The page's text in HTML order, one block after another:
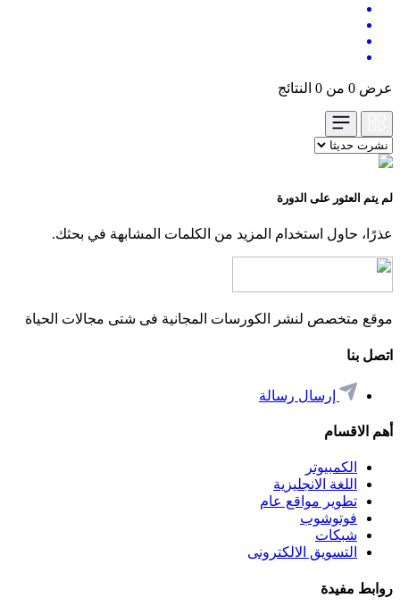
عرض 0 من 0 النتائج
لم يتم العثور على الدورة
عذرًا، حاول استخدام المزيد من الكلمات المشابهة في بحثك.
موقع متخصص لنشر الكورسات المجانية فى شتى مجالات الحياة
اتصل بنا
إرسال رسالة
أهم اﻻقسام
الكمبيوتر
اللغة اﻻنجليزية
تطوير مواقع عام
فوتوشوب
شبكات
التسويق اﻻلكترونى
روابط مفيدة